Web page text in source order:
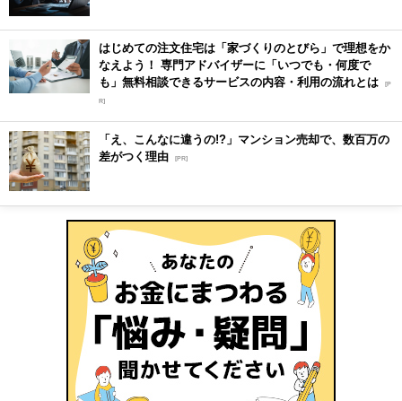
はじめての注文住宅は「家づくりのとびら」で理想をか
なえよう！ 専門アドバイザーに「いつでも・何度で
も」無料相談できるサービスの内容・利用の流れとは [P
R]
「え、こんなに違うの!?」マンション売却で、数百万の
差がつく理由 [PR]